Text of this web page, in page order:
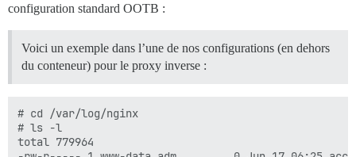
configuration standard OOTB :
Voici un exemple dans l’une de nos configurations (en dehors
du conteneur) pour le proxy inverse :
# cd /var/log/nginx
# ls -l
total 779964